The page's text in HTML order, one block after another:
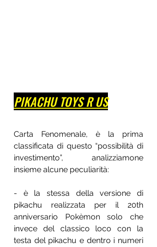
PIKACHU TOYS R US
Carta Fenomenale, è la prima
classificata di questo “possibilità di
investimento”, analizziamone
insieme alcune peculiarità:
- è la stessa della versione di
pikachu realizzata per il 20th
anniversario Pokèmon solo che
invece del classico loco con la
testa del pikachu e dentro i numeri